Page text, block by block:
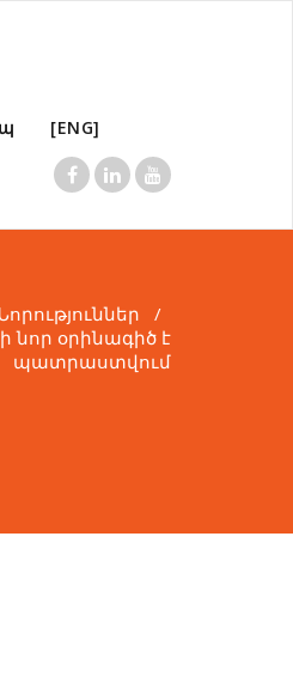
[ENG]
/
նոր օրինագիծ է
պատրաստվում